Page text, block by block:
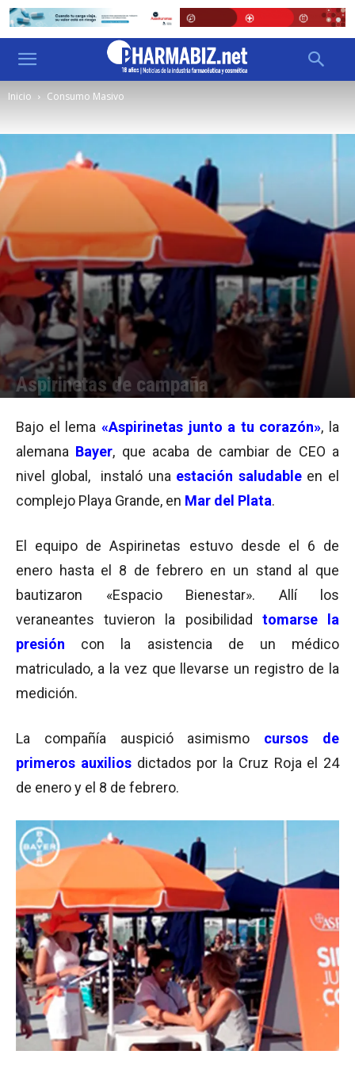
Inicio Consumo Masivo
Aspirinetas de campaña
Bajo el lema «Aspirinetas junto a tu corazón», la
alemana Bayer, que acaba de cambiar de CEO a
nivel global, instaló una estación saludableen el
complejo Playa Grande, en Mar del Plata.
El equipo de Aspirinetas estuvo desde el 6 de
enero hasta el 8 de febrero en un stand al que
bautizaron «Espacio Bienestar». Allí los
veraneantes tuvieron la posibilidad tomarse la
presión con la asistencia de un médico
matriculado, a la vez que llevarse un registro de la
medición.
La compañía auspició asimismo cursos de
primeros auxiliosdictados por la Cruz Roja el 24
de enero y el 8 de febrero.